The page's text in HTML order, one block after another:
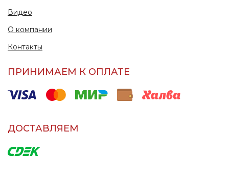
Видео
О компании
Контакты
ПРИНИМАЕМ К ОПЛАТЕ
ДОСТАВЛЯЕМ